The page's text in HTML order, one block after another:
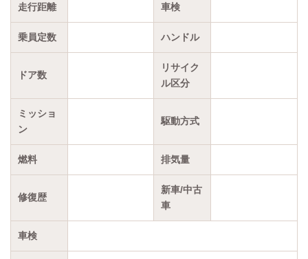
走行距離 車検
乗員定数 ハンドル
ドア数
リサイク
ル区分
ミッショ
ン
駆動方式
燃料 排気量
修復歴
新車/中古
車
車検